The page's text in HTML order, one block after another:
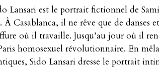
Lansari est le portrait fictionnel de
Casablanca, il ne rêve que de danses
où il travaille. Jusqu’au jour où il
homosexuel révolutionnaire. En
Sido Lansari dresse le portrait